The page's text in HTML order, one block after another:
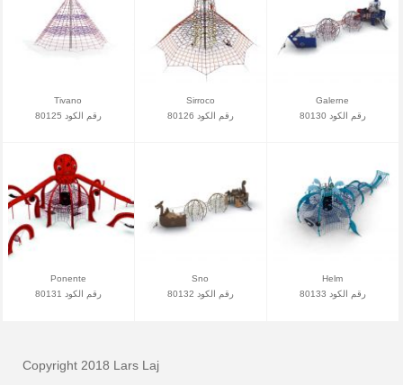
Tivano
رقم الكود 80125
Sirroco
رقم الكود 80126
Galerne
رقم الكود 80130
Ponente
رقم الكود 80131
Sno
رقم الكود 80132
Helm
رقم الكود 80133
Copyright 2018 Lars Laj